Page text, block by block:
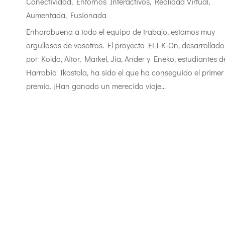
Aumentada, Fusionada
Enhorabuena a todo el equipo de trabajo, estamos muy
orgullosos de vosotros. El proyecto ELI-K-On, desarrollado
por Koldo, Aitor, Markel, Jia, Ander y Eneko, estudiantes
Harrobia Ikastola, ha sido el que ha conseguido el primer
premio. ¡Han ganado un merecido viaje...